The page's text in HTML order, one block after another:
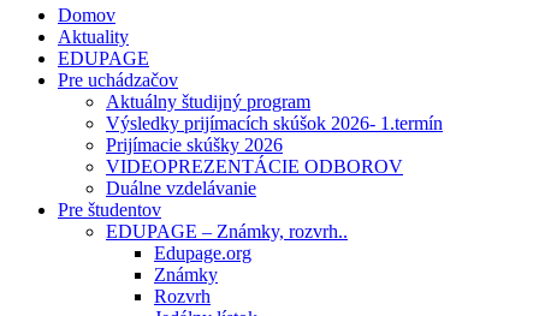
Domov
Aktuality
EDUPAGE
Pre uchádzačov
Aktuálny študijný program
Výsledky prijímacích skúšok 2026- 1.termín
Prijímacie skúšky 2026
VIDEOPREZENTÁCIE ODBOROV
Duálne vzdelávanie
Pre študentov
EDUPAGE – Známky, rozvrh..
Edupage.org
Známky
Rozvrh